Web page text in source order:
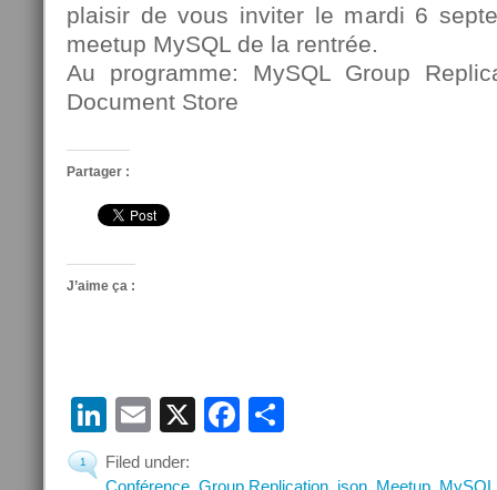
plaisir de vous inviter le mardi 6
meetup MySQL de la rentrée.
Au programme: MySQL Group
Document Store
Partager :
J’aime ça :
LinkedIn
Email
X Facebook
1
Filed under:
Conférence Group Replication json Meetup MySQL